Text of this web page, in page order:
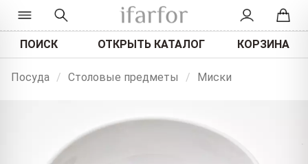
ПОИСК ОТКРЫТЬ КАТАЛОГ КОРЗИНА
Посуда / Столовые предметы / Миски